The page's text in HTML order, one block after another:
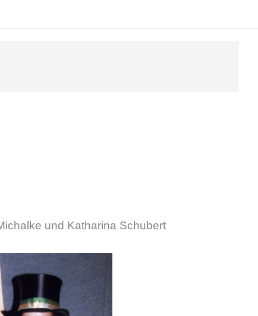
und Katharina Schubert